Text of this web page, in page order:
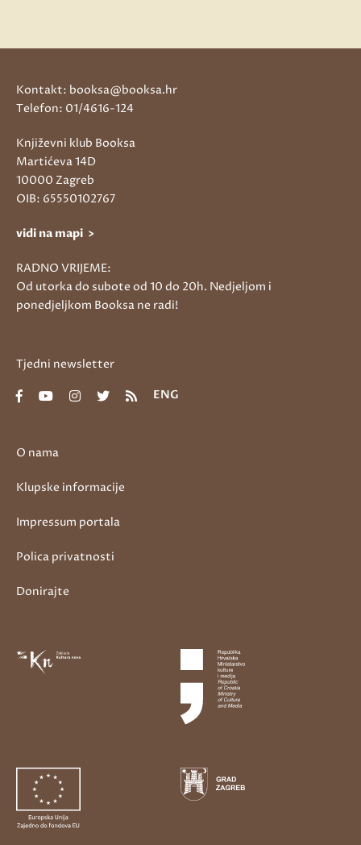
O nama
Klupske informacije
Impressum portala
Polica privatnosti
Donirajte
Kontakt: booksa@booksa.hr
Telefon: 01/4616-124
Književni klub Booksa
Martićeva 14D
10000 Zagreb
OIB: 65550102767
vidi na mapi >
RADNO VRIJEME:
Od utorka do subote od 10 do 20h. Nedjeljom i
ponedjeljkom Booksa ne radi!
Tjedni newsletter
ENG